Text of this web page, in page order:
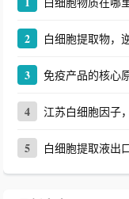
2 白细胞提取物，
3 免疫产品的核心
4 江苏白细胞因子
5 白细胞提取液出